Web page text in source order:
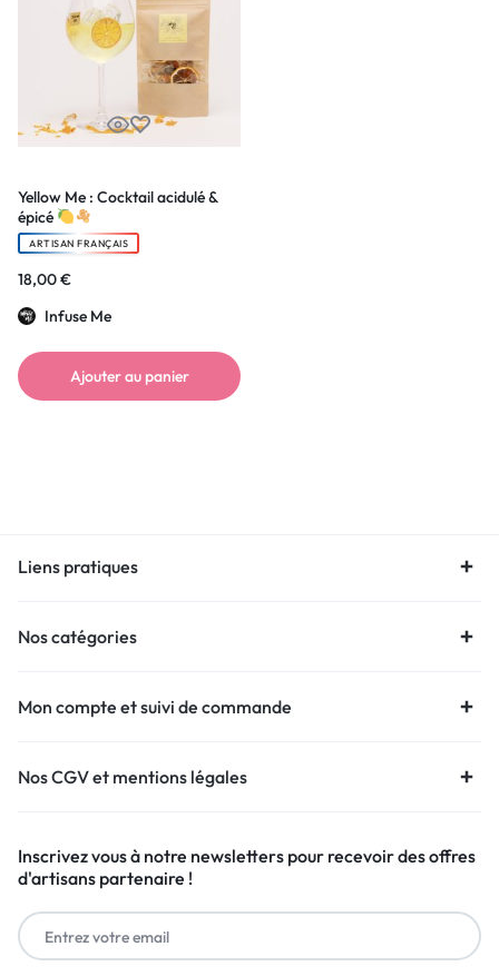
Yellow Me : Cocktail acidulé &
épicé
ARTISAN FRANÇAIS
18,00€
Infuse Me
Ajouter au panier
Liens pratiques
Nos catégories
Mon compte et suivi de commande
Nos CGV et mentions légales
Inscrivez vous à notre newsletters pour recevoir des offres
d'artisans partenaire !